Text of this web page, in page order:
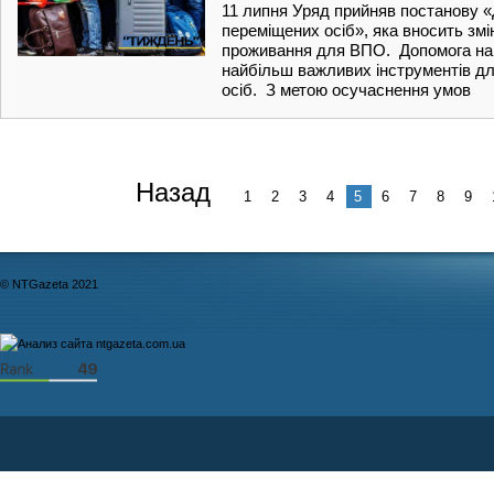
11 липня Уряд прийняв постанову
переміщених осіб», яка вносить
проживання для ВПО. Допомога
найбільш важливих інструментів
осіб. З метою осучаснення умов
Назад 1 2 3 4 5 6 7 8 9
© NTGazeta 2021